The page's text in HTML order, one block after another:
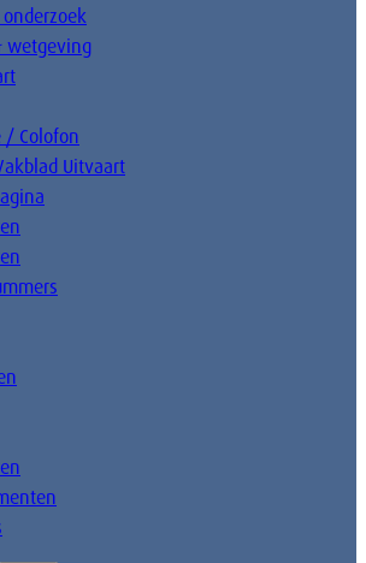
wetgeving
/ Colofon
Uitvaart